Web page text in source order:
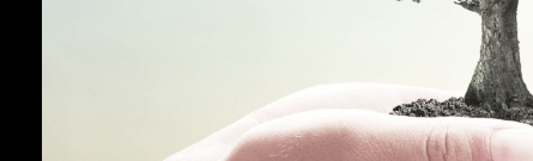
ป้องกัน